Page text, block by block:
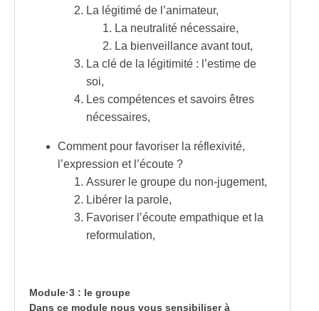
La légitimé de l’animateur,
La neutralité nécessaire,
La bienveillance avant tout,
La clé de la légitimité : l’estime de
soi,
Les compétences et savoirs êtres
nécessaires,
Comment pour favoriser la réflexivité,
l’expression et l’écoute ?
Assurer le groupe du non-jugement,
Libérer la parole,
Favoriser l’écoute empathique et la
reformulation,
Module·3 : le groupe
Dans ce module nous vous sensibiliser à